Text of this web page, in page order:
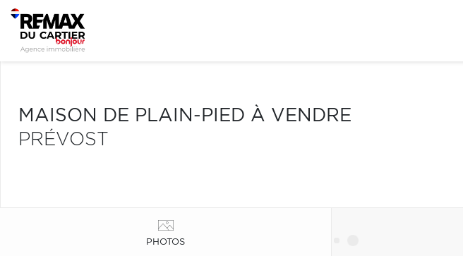
MAISON DE PLAIN-PIED À VENDRE
PRÉVOST
PHOTOS